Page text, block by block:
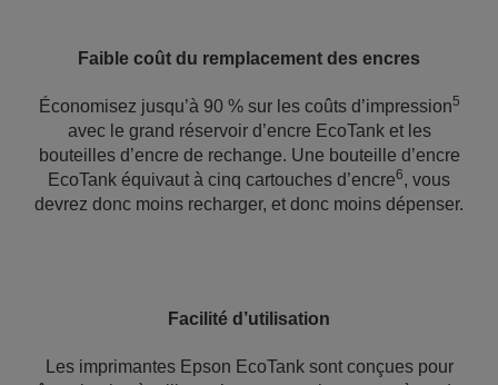
Faible coût du remplacement des encres
Économisez jusqu’à 90 % sur les coûts d’impression5
avec le grand réservoir d’encre EcoTank et les
bouteilles d’encre de rechange. Une bouteille d’encre
EcoTank équivaut à cinq cartouches d’encre6, vous
devrez donc moins recharger, et donc moins dépenser.
Facilité d’utilisation
Les imprimantes Epson EcoTank sont conçues pour